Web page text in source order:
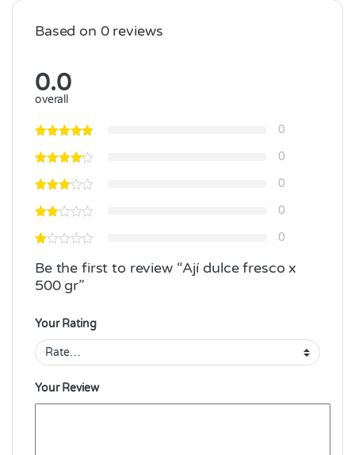
Based on 0 reviews
0.0
overall
0
0
0
0
0
Be the first to review “Ají dulce fresco x
500 gr”
Your Rating
Your Review